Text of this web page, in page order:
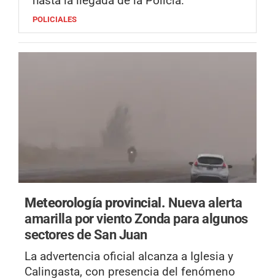
POLICIALES
Meteorología provincial. Nueva alerta
amarilla por viento Zonda para algunos
sectores de San Juan
La advertencia oficial alcanza a Iglesia y
Calingasta, con presencia del fenómeno